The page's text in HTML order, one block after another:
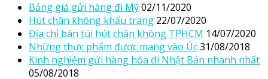
Bảng giá gửi hàng đi Mỹ02/11/2020
Hút chân không khẩu trang 22/07/2020
Địa chỉ bán túi hút chân không TPHCM 14/07/2020
Những thực phẩm được mang vào Úc31/08/2018
Kinh nghiệm gửi hàng hóa đi Nhật Bản nhanh nhất
05/08/2018